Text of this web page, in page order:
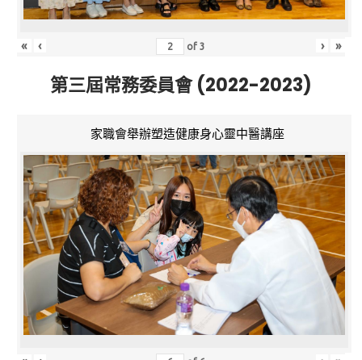
« ‹ of3 › »
第三屆常務委員會 (2022-2023)
家職會舉辦塑造健康身心靈中醫講座